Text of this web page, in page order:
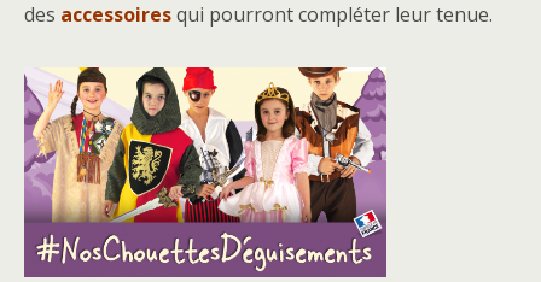
des accessoiresqui pourront compléter leur tenue.